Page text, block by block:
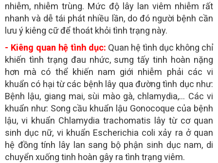
nhiễm, nhiễm trùng. Mức độ lây lan viêm nhiễm rất
nhanh và dễ tái phát nhiều lần, do đó người bệnh cần
lưu ý kiêng cữ để thoát khỏi tình trạng này.
- Kiêng quan hệ tình dục: Quan hệ tình dục không chỉ
khiến tình trạng đau nhức, sưng tấy tinh hoàn nặng
hơn mà có thể khiến nam giới nhiễm phải các vi
khuẩn có hại từ các bệnh lây qua đường tình dục như:
Bệnh lậu, giang mai, sùi mào gà, chlamydia,… Các vi
khuẩn như: Song cầu khuẩn lậu Gonocoque của bệnh
lậu, vi khuẩn Chlamydia trachomatis lây từ cơ quan
sinh dục nữ, vi khuẩn Escherichia coli xảy ra ở quan
hệ đồng tính lây lan sang bộ phận sinh dục nam, di
chuyển xuống tinh hoàn gây ra tình trạng viêm.